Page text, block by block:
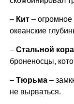
– Кит –
океанские
– Стальной
броненосцы,
– Тюрьма –
не вырваться.